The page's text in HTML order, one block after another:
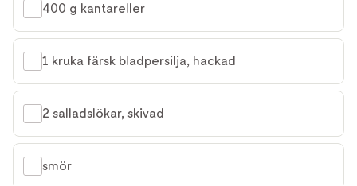
400 g kantareller
1 kruka färsk bladpersilja, hackad
2 salladslökar, skivad
smör